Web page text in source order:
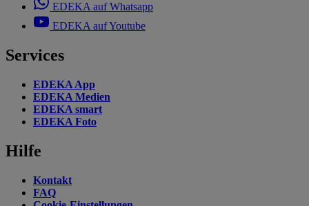
EDEKA auf Whatsapp
EDEKA auf Youtube
Services
EDEKA App
EDEKA Medien
EDEKA smart
EDEKA Foto
Hilfe
Kontakt
FAQ